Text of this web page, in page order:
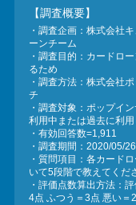
【調査概要】
・調査企画：株式会社
ーンチーム
・調査目的：カードロ
るため
・調査方法：株式会社
チ
・調査対象：ポップイ
利用中または過去に利
・有効回答数=1,911
・調査期間：2020/05/
・質問項目：各カード
いて5段階で教えてくだ
・評価点数算出方法：
4点 ふつう＝3点 悪い＝